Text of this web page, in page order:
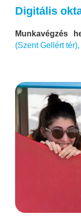
Digitális
Munkavégzés
(Szent Gellért tér),